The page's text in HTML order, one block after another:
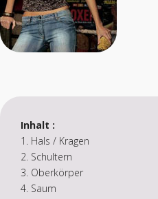
Inhalt :
1. Hals / Kragen
2. Schultern
3. Oberkörper
4. Saum